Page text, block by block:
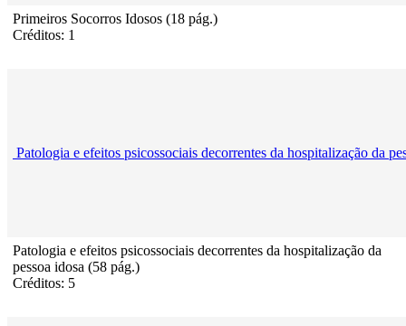
Primeiros Socorros Idosos (18 pág.)
Créditos: 1
Patologia e efeitos psicossociais decorrentes da hospitalização da
Patologia e efeitos psicossociais decorrentes da hospitalização da
pessoa idosa (58 pág.)
Créditos: 5